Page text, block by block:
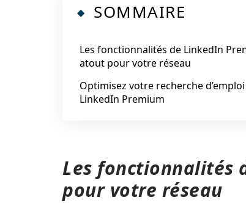
SOMMAIRE
Les fonctionnalités de LinkedIn
atout pour votre réseau
Optimisez votre recherche d’emploi
LinkedIn Premium
Les fonctionnalités
pour votre réseau